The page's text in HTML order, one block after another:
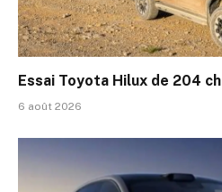
Essai Toyota Hilux de 204 ch
6 août 2026